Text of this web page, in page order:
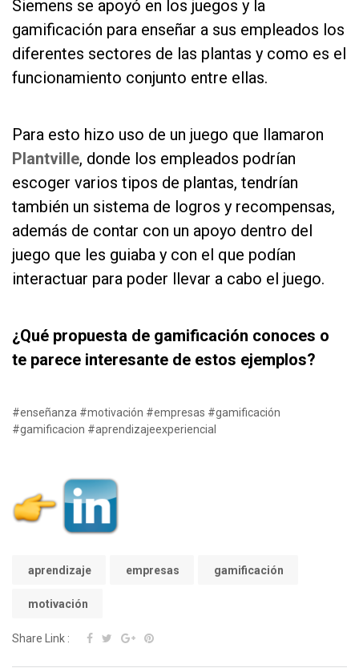
Siemens se apoyó en los juegos y la
gamificación para enseñar a sus empleados los
diferentes sectores de las plantas y como es el
funcionamiento conjunto entre ellas.
Para esto hizo uso de un juego que llamaron
Plantville, donde los empleados podrían
escoger varios tipos de plantas, tendrían
también un sistema de logros y recompensas,
además de contar con un apoyo dentro del
juego que les guiaba y con el que podían
interactuar para poder llevar a cabo el juego.
¿Qué propuesta de gamificación conoces o
te parece interesante de estos ejemplos?
#enseñanza #motivación #empresas #gamificación
#gamificacion #aprendizajeexperiencial
aprendizaje empresas gamificación
motivación
Share Link :